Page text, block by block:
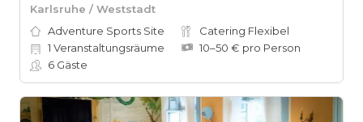
Karlsruhe / Weststadt
Adventure Sports Site
Catering Flexibel
1 Veranstaltungsräume
10–50 € pro Person
6 Gäste